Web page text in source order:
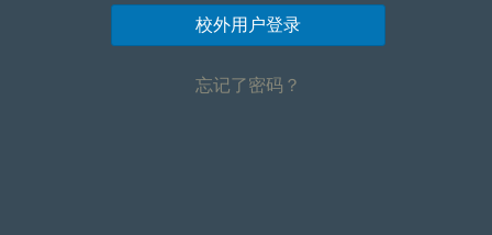
校外用户登录
忘记了密码？